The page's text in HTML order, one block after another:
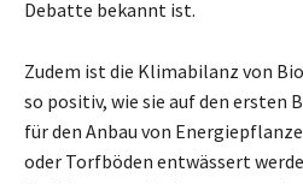
Debatte bekannt ist.
Zudem ist die Klimabilanz von
so positiv, wie sie auf den ersten
für den Anbau von
oder Torfböden entwässert